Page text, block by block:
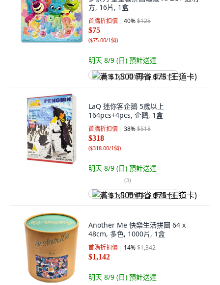
方, 16片, 1盒
首購折扣價 40%$125
$75
($75.00/1個)
明天 8/9 (日) 預計送達
满 $1,500 再省 $75 (王道卡)
LaQ 迷你客企鵝 5歲以上
164pcs+4pcs, 企鵝, 1盒
首購折扣價 38%$518
$318
($318.00/1個)
明天 8/9 (日) 預計送達
(3)
满 $1,500 再省 $75 (王道卡)
Another Me 快樂生活拼圖 64 x
48cm, 多色, 1000片, 1盒
首購折扣價 14%$1,342
$1,142
明天 8/9 (日) 預計送達